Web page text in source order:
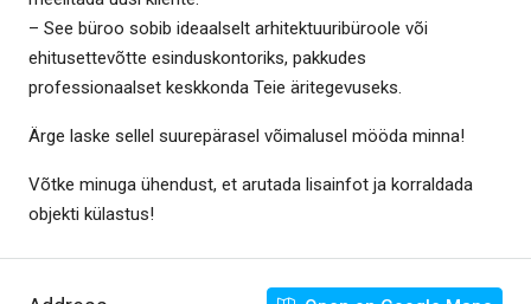
– See büroo sobib ideaalselt arhitektuuribüroole või
ehitusettevõtte esinduskontoriks, pakkudes
professionaalset keskkonda Teie äritegevuseks.
Ärge laske sellel suurepärasel võimalusel mööda minna!
Võtke minuga ühendust, et arutada lisainfot ja korraldada
objekti külastus!